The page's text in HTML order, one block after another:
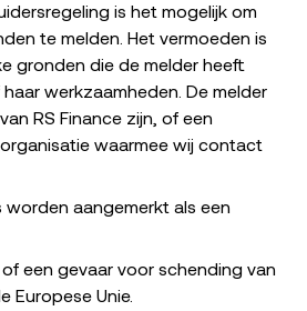
is het mogelijk om
te melden. Het vermoeden is
gronden die de melder heeft
werkzaamheden. De melder
RS Finance zijn, of een
waarmee wij contact
worden aangemerkt als een
een gevaar voor schending van
Europese Unie.